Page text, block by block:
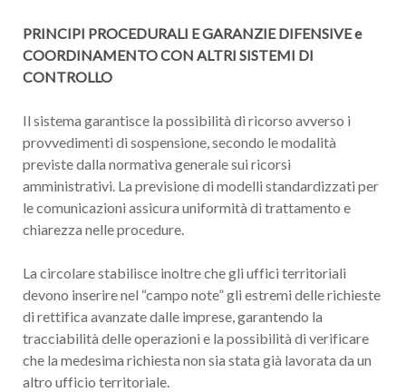
PRINCIPI PROCEDURALI E GARANZIE DIFENSIVE e
COORDINAMENTO CON ALTRI SISTEMI DI
CONTROLLO
Il sistema garantisce la possibilità di ricorso avverso i
provvedimenti di sospensione, secondo le modalità
previste dalla normativa generale sui ricorsi
amministrativi. La previsione di modelli standardizzati per
le comunicazioni assicura uniformità di trattamento e
chiarezza nelle procedure.
La circolare stabilisce inoltre che gli uffici territoriali
devono inserire nel “campo note” gli estremi delle richieste
di rettifica avanzate dalle imprese, garantendo la
tracciabilità delle operazioni e la possibilità di verificare
che la medesima richiesta non sia stata già lavorata da un
altro ufficio territoriale.